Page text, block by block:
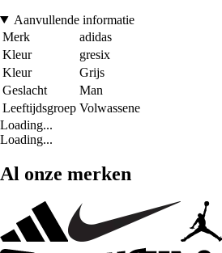
Aanvullende informatie
Merk
adidas
Kleur
gresix
Kleur
Grijs
Geslacht
Man
Leeftijdsgroep Volwassene
Loading...
Loading...
Al onze merken